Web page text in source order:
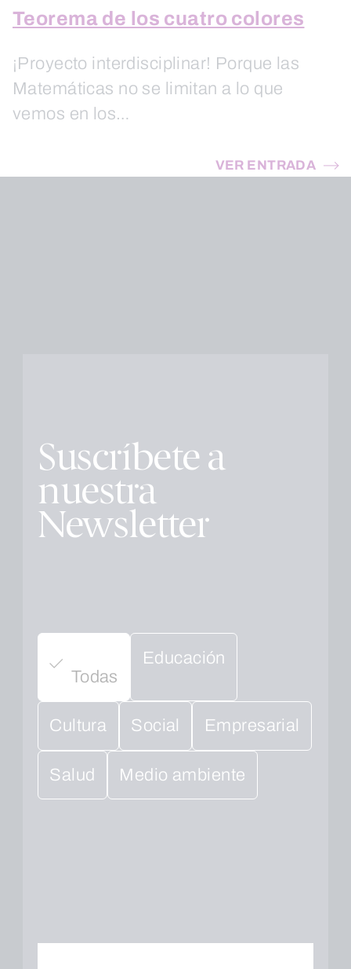
Teorema de los cuatro colores
¡Proyecto interdisciplinar! Porque las
Matemáticas no se limitan a lo que
vemos en los…
VER ENTRADA
Suscríbete a
nuestra
Newsletter
Todas
Educación
Cultura Social Empresarial
Salud Medio ambiente